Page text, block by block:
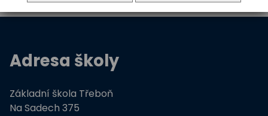
Adresa školy
Základní škola Třeboň
Na Sadech 375